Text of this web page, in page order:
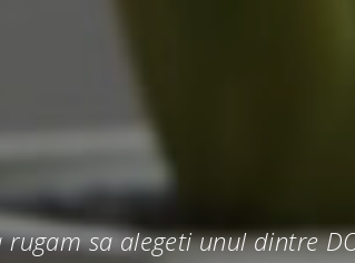
sa alegeti unul dintre